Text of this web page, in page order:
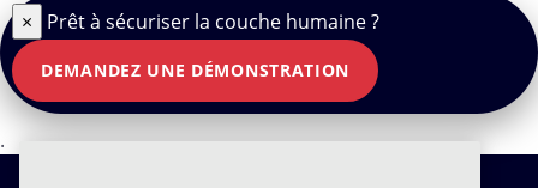
× Prêt à sécuriser la couche humaine ?
DEMANDEZ UNE DÉMONSTRATION
.